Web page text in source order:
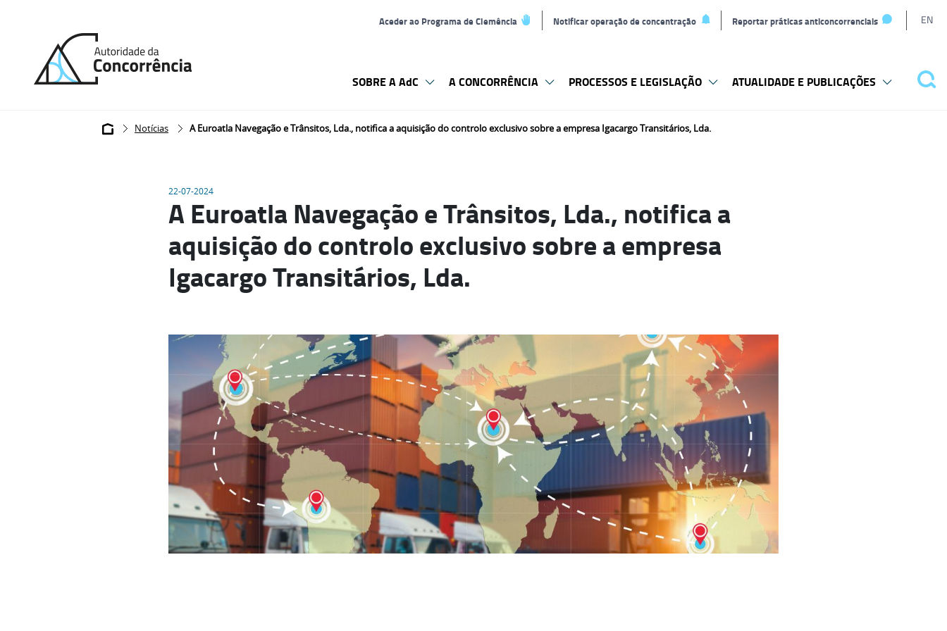
Aceder ao Programa de Clemência Notificar operação de concentração Reportar práticas anticoncorrenciais EN
home
SOBRE A AdC A CONCORRÊNCIA PROCESSOS E LEGISLAÇÃO ATUALIDADE E PUBLICAÇÕES
Breadcrumb
Notícias A Euroatla Navegação e Trânsitos, Lda., notifica a aquisição do controlo exclusivo sobre a empresa Igacargo Transitários, Lda.
22-07-2024
A Euroatla Navegação e Trânsitos, Lda., notifica a
aquisição do controlo exclusivo sobre a empresa
Igacargo Transitários, Lda.